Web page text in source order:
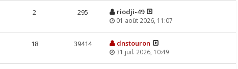
2 295 riodji-49
01 août 2026, 11:07
18 39414 dnstouron
31 juil. 2026, 10:49